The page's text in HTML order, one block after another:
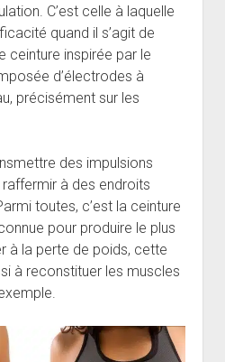
C’est celle à laquelle
quand il s’agit de
ceinture inspirée par le
d’électrodes à
précisément sur les
des impulsions
à des endroits
toutes, c’est la ceinture
pour produire le plus
à la perte de poids, cette
à reconstituer les muscles